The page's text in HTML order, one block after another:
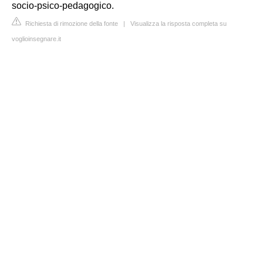
socio-psico-pedagogico.
Richiesta di rimozione della fonte | Visualizza la risposta completa su
voglioinsegnare.it